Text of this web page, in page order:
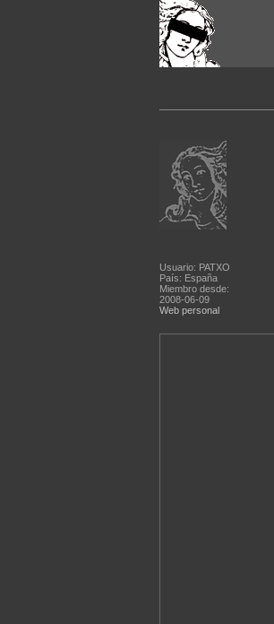
Usuario: PATXO
País: España
Miembro desde:
2008-06-09
Web personal